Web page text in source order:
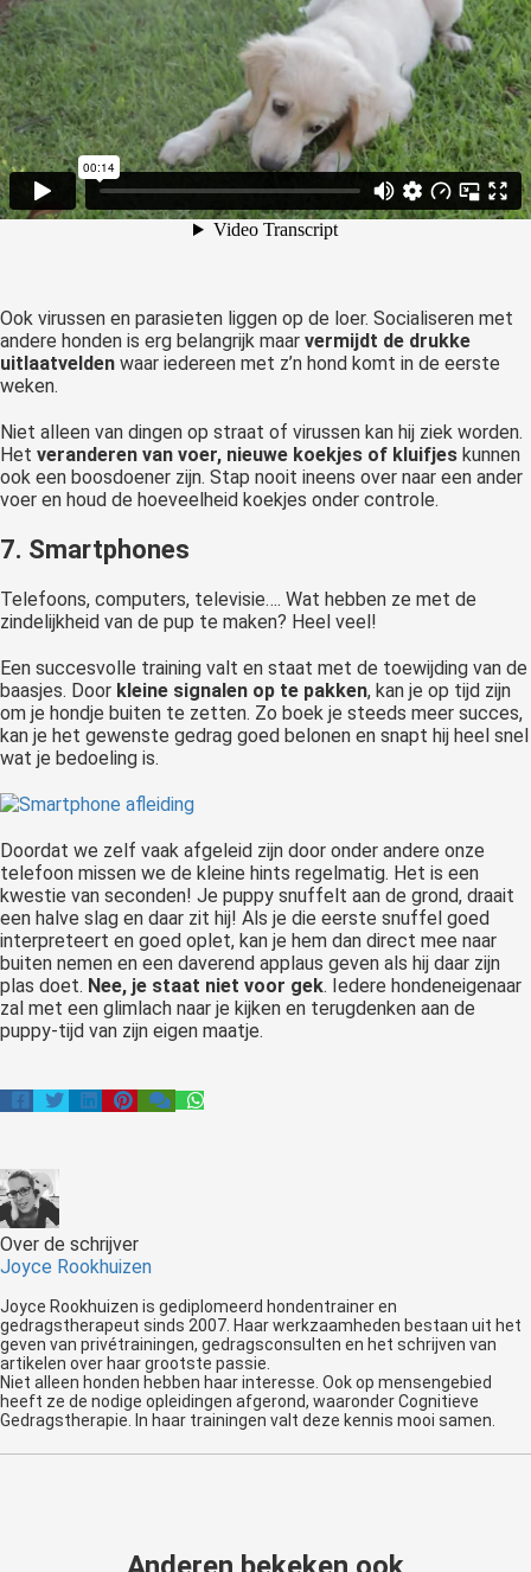
Ook virussen en parasieten liggen op de loer. Socialiseren met
andere honden is erg belangrijk maar vermijdt de drukke
uitlaatvelden waar iedereen met z’n hond komt in de eerste
weken.
Niet alleen van dingen op straat of virussen kan hij ziek worden.
Het veranderen van voer, nieuwe koekjes of kluifjes kunnen
ook een boosdoener zijn. Stap nooit ineens over naar een ander
voer en houd de hoeveelheid koekjes onder controle.
7. Smartphones
Telefoons, computers, televisie…. Wat hebben ze met de
zindelijkheid van de pup te maken? Heel veel!
Een succesvolle training valt en staat met de toewijding van de
baasjes. Door kleine signalen op te pakken, kan je op tijd zijn
om je hondje buiten te zetten. Zo boek je steeds meer succes,
kan je het gewenste gedrag goed belonen en snapt hij heel snel
wat je bedoeling is.
Doordat we zelf vaak afgeleid zijn door onder andere onze
telefoon missen we de kleine hints regelmatig. Het is een
kwestie van seconden! Je puppy snuffelt aan de grond, draait
een halve slag en daar zit hij! Als je die eerste snuffel goed
interpreteert en goed oplet, kan je hem dan direct mee naar
buiten nemen en een daverend applaus geven als hij daar zijn
plas doet. Nee, je staat niet voor gek. Iedere hondeneigenaar
zal met een glimlach naar je kijken en terugdenken aan de
puppy-tijd van zijn eigen maatje.
Over de schrijver
Joyce Rookhuizen
Joyce Rookhuizen is gediplomeerd hondentrainer en
gedragstherapeut sinds 2007. Haar werkzaamheden bestaan uit het
geven van privétrainingen, gedragsconsulten en het schrijven van
artikelen over haar grootste passie.
Niet alleen honden hebben haar interesse. Ook op mensengebied
heeft ze de nodige opleidingen afgerond, waaronder Cognitieve
Gedragstherapie. In haar trainingen valt deze kennis mooi samen.